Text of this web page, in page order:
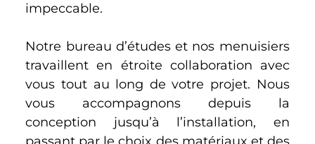
impeccable.
Notre bureau d’études et nos menuisiers
travaillent en étroite collaboration avec
vous tout au long de votre projet. Nous
vous accompagnons depuis la
conception jusqu’à l’installation, en